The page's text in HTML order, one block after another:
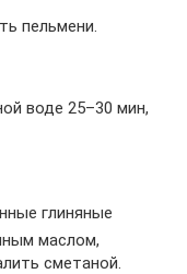
пельмени.
воде 25–30 мин,
глиняные
маслом,
сметаной.